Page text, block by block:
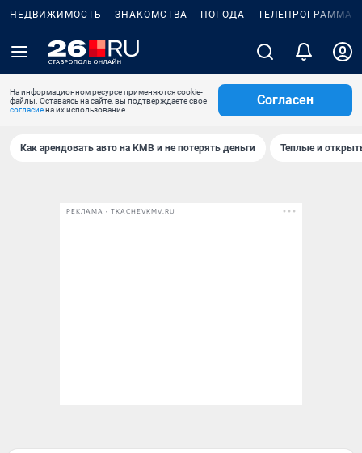
НЕДВИЖИМОСТЬ ЗНАКОМСТВА ПОГОДА ТЕЛЕПРОГРАММА
На информационном ресурсе применяются cookie-
файлы. Оставаясь на сайте, вы подтверждаете свое
согласиена их использование.
Согласен
Как арендовать авто на КМВ и не потерять деньги Теплые и
РЕКЛАМА • TKACHEVKMV.RU